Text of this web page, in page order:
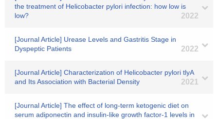
the treatment of Helicobacter pylori infection: how low is
low?
2022
[Journal Article] Urease Levels and Gastritis Stage in
Dyspeptic Patients
2022
[Journal Article] Characterization of Helicobacter pylori tlyA
and Its Association with Bacterial Density
2021
[Journal Article] The effect of long-term ketogenic diet on
serum adiponectin and insulin-like growth factor-1 levels in